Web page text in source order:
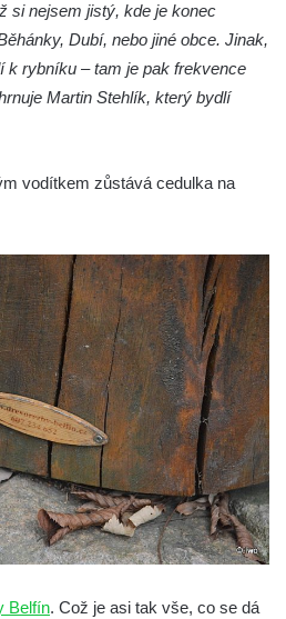
ulici v
Kocmicha na
v Římově
Nepomuka
16 na třídě 9.
Neumanna
na buku svatého
na skále u cesty
si nejsem jistý, kde je konec
Dubí, nebo jiné obce. Jinak,
k rybníku – tam je pak frekvence
Martin Stehlík, který bydlí
vodítkem zůstává cedulka na
Belfín. Což je asi tak vše, co se dá